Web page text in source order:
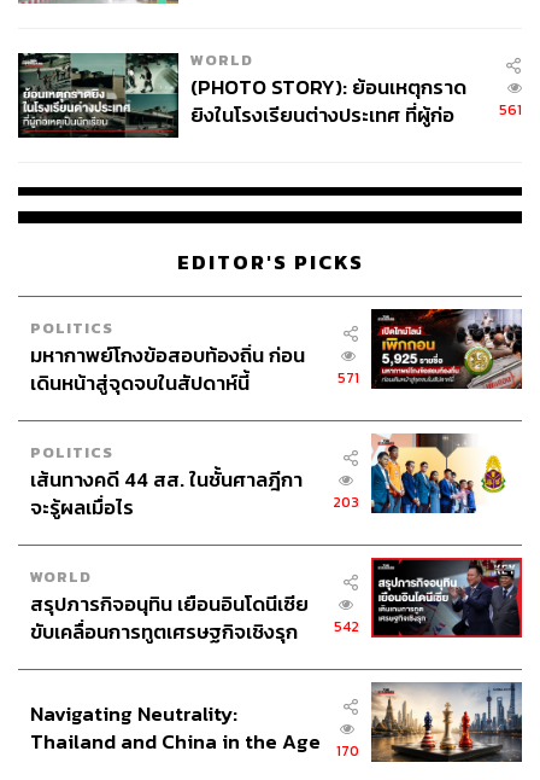
WORLD
(PHOTO STORY): ย้อนเหตุกราด
ยิงในโรงเรียนต่างประเทศ ที่ผู้ก่อ
561
EDITOR'S PICKS
POLITICS
มหากาพย์โกงข้อสอบท้องถิ่น ก่อน
เดินหน้าสู่จุดจบในสัปดาห์นี้
571
POLITICS
เส้นทางคดี 44 สส. ในชั้นศาลฎีกา
จะรู้ผลเมื่อไร
203
WORLD
สรุปภารกิจอนุทิน เยือนอินโดนีเซีย
ขับเคลื่อนการทูตเศรษฐกิจเชิงรุก
542
Navigating Neutrality:
Thailand and China in the Age
170